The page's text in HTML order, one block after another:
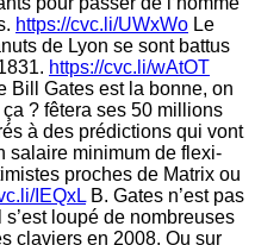
https://cvc.li/UWxWo Le
de Lyon se sont battus
https://cvc.li/wAtOT
Bill Gates est la bonne, on
? fêtera ses 50 millions
à des prédictions qui vont
salaire minimum de flexi-
proches de Matrix ou
IEQxL B. Gates n’est pas
loupé de nombreuses
claviers en 2008. Ou sur